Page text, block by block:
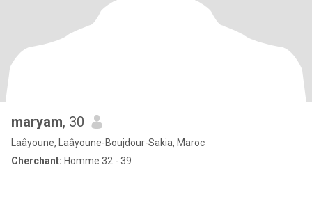
maryam, 30
Laâyoune, Laâyoune-Boujdour-Sakia, Maroc
Cherchant: Homme 32 - 39